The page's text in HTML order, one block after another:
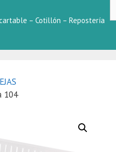
– Cotillón – Repostería
104